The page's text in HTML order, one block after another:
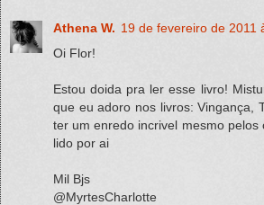
Athena W. 19 de fevereiro de 2011
Oi Flor!
Estou doida pra ler esse livro!
que eu adoro nos livros: Vingança,
ter um enredo incrivel mesmo pelos
lido por ai
Mil Bjs
@MyrtesCharlotte